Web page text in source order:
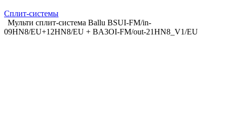
Сплит-системы
Мульти сплит-система Ballu BSUI-FM/in-
09HN8/EU+12HN8/EU + BA3OI-FM/out-21HN8_V1/EU